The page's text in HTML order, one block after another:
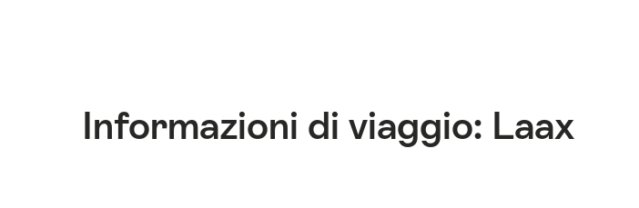
Informazioni di viaggio: Laax